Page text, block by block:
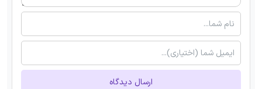
ارسال دیدگاه